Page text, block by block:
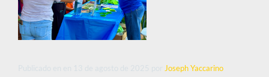
Joseph Yaccarino